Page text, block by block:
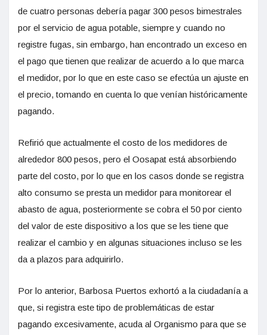
de cuatro personas debería pagar 300 pesos bimestrales
por el servicio de agua potable, siempre y cuando no
registre fugas, sin embargo, han encontrado un exceso en
el pago que tienen que realizar de acuerdo a lo que marca
el medidor, por lo que en este caso se efectúa un ajuste en
el precio, tomando en cuenta lo que venían históricamente
pagando.
Refirió que actualmente el costo de los medidores de
alrededor 800 pesos, pero el Oosapat está absorbiendo
parte del costo, por lo que en los casos donde se registra
alto consumo se presta un medidor para monitorear el
abasto de agua, posteriormente se cobra el 50 por ciento
del valor de este dispositivo a los que se les tiene que
realizar el cambio y en algunas situaciones incluso se les
da a plazos para adquirirlo.
Por lo anterior, Barbosa Puertos exhortó a la ciudadanía a
que, si registra este tipo de problemáticas de estar
pagando excesivamente, acuda al Organismo para que se